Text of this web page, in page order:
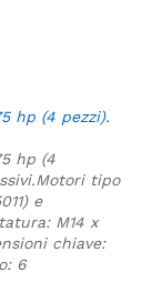
hp (4 pezzi).
hp (4
Motori tipo
e
M14 x
chiave:
6